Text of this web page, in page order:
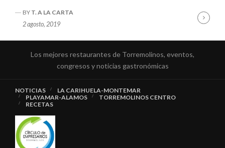
BY T. A LA CARTA
2 agosto, 2019
Los mejores restaurantes de Torremolinos, eventos,
congresos y noticias gastronómicas
NOTICIAS
LA CARIHUELA-MONTEMAR
PLAYAMAR-ALAMOS
TORREMOLINOS CENTRO
RECETAS